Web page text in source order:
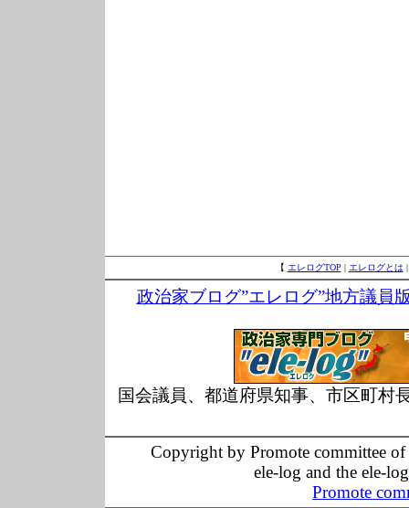
【 エレログTOP | エレログとは
政治家ブログ”エレログ”地方議員
国会議員、都道府県知事、市区町村
Copyright by Promote committee
ele-log and the ele-
Promote